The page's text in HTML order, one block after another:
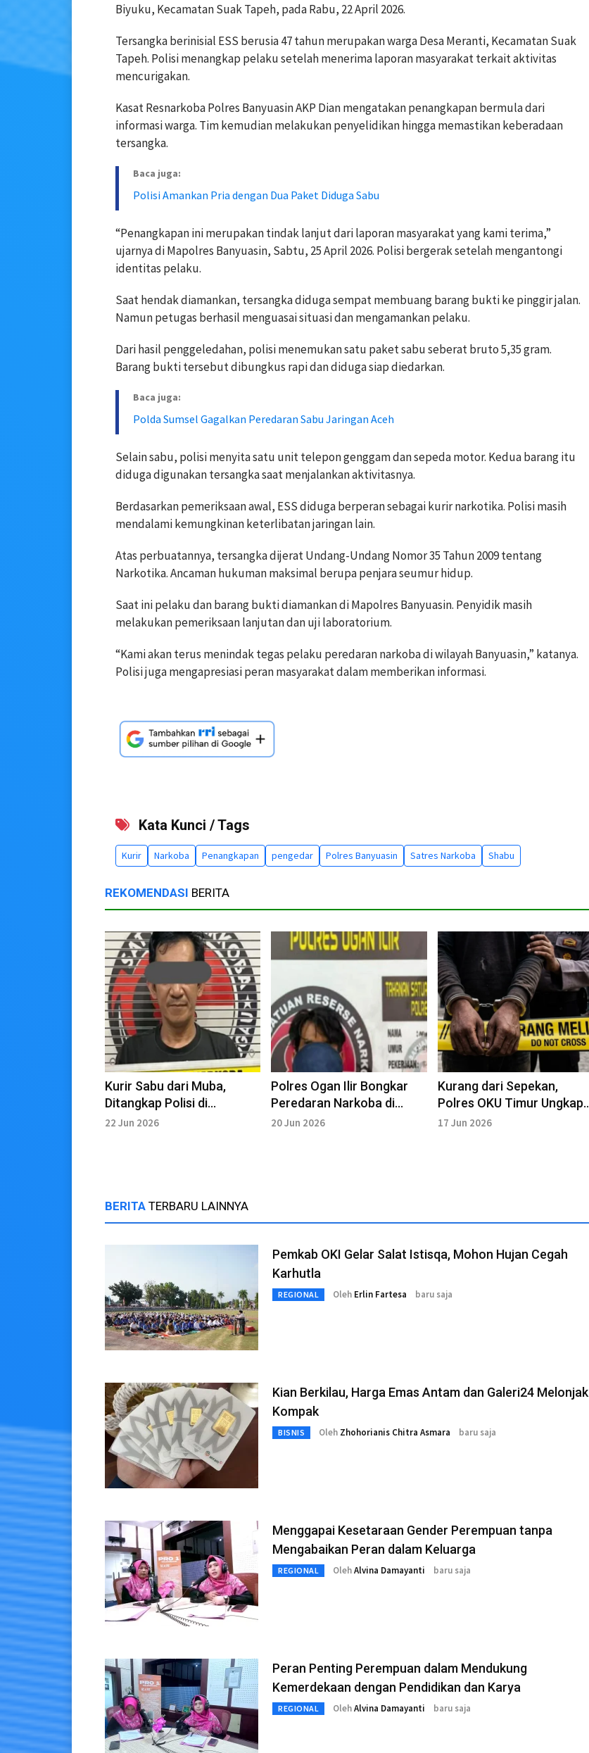
Biyuku, Kecamatan Suak Tapeh, pada Rabu, 22 April 2026.
Tersangka berinisial ESS berusia 47 tahun merupakan warga Desa Meranti, Kecamatan Suak
Tapeh. Polisi menangkap pelaku setelah menerima laporan masyarakat terkait aktivitas
mencurigakan.
Kasat Resnarkoba Polres Banyuasin AKP Dian mengatakan penangkapan bermula dari
informasi warga. Tim kemudian melakukan penyelidikan hingga memastikan keberadaan
tersangka.
Baca juga:
Polisi Amankan Pria dengan Dua Paket Diduga Sabu
“Penangkapan ini merupakan tindak lanjut dari laporan masyarakat yang kami terima,”
ujarnya di Mapolres Banyuasin, Sabtu, 25 April 2026. Polisi bergerak setelah mengantongi
identitas pelaku.
Saat hendak diamankan, tersangka diduga sempat membuang barang bukti ke pinggir jalan.
Namun petugas berhasil menguasai situasi dan mengamankan pelaku.
Dari hasil penggeledahan, polisi menemukan satu paket sabu seberat bruto 5,35 gram.
Barang bukti tersebut dibungkus rapi dan diduga siap diedarkan.
Baca juga:
Polda Sumsel Gagalkan Peredaran Sabu Jaringan Aceh
Selain sabu, polisi menyita satu unit telepon genggam dan sepeda motor. Kedua barang itu
diduga digunakan tersangka saat menjalankan aktivitasnya.
Berdasarkan pemeriksaan awal, ESS diduga berperan sebagai kurir narkotika. Polisi masih
mendalami kemungkinan keterlibatan jaringan lain.
Atas perbuatannya, tersangka dijerat Undang-Undang Nomor 35 Tahun 2009 tentang
Narkotika. Ancaman hukuman maksimal berupa penjara seumur hidup.
Saat ini pelaku dan barang bukti diamankan di Mapolres Banyuasin. Penyidik masih
melakukan pemeriksaan lanjutan dan uji laboratorium.
“Kami akan terus menindak tegas pelaku peredaran narkoba di wilayah Banyuasin,” katanya.
Polisi juga mengapresiasi peran masyarakat dalam memberikan informasi.
Kata Kunci / Tags
Kurir Narkoba Penangkapan pengedar Polres Banyuasin Satres Narkoba Shabu
REKOMENDASI BERITA
Kurir Sabu dari Muba,
Ditangkap Polisi di
Lubuklinggau
22 Jun 2026
Polres Ogan Ilir Bongkar
Peredaran Narkoba di
Pulau Kabal
20 Jun 2026
Kurang dari Sepekan,
Polres OKU Timur Ungkap
Empat Narkoba
17 Jun 2026
BERITA TERBARU LAINNYA
Pemkab OKI Gelar Salat Istisqa, Mohon Hujan Cegah
Karhutla
REGIONAL Oleh Erlin Fartesa baru saja
Kian Berkilau, Harga Emas Antam dan Galeri24 Melonjak
Kompak
BISNIS Oleh Zhohorianis Chitra Asmara baru saja
Menggapai Kesetaraan Gender Perempuan tanpa
Mengabaikan Peran dalam Keluarga
REGIONAL OlehAlvina Damayanti baru saja
Peran Penting Perempuan dalam Mendukung
Kemerdekaan dengan Pendidikan dan Karya
REGIONAL OlehAlvina Damayanti baru saja